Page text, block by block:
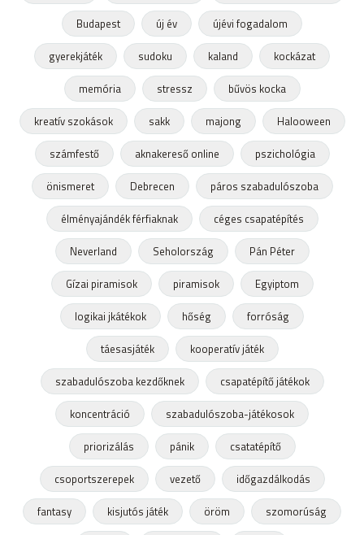
Budapest
új év
újévi fogadalom
gyerekjáték
sudoku kaland
kockázat
memória
stressz
bűvös kocka
kreatív szokások
sakk majong
Halooween
számfestő
aknakereső online
pszichológia
önismeret
Debrecen
páros szabadulószoba
élményajándék férfiaknak
céges csapatépítés
Neverland
Seholország
Pán Péter
Gízai piramisok
piramisok
Egyiptom
logikai jkátékok
hőség
forróság
táesasjáték
kooperatív játék
szabadulószoba kezdőknek
csapatépítő játékok
koncentráció
szabadulószoba-játékosok
priorizálás
pánik
csatatépítő
csoportszerepek
vezető
időgazdálkodás
fantasy
kisjutós játék öröm
szomorúság